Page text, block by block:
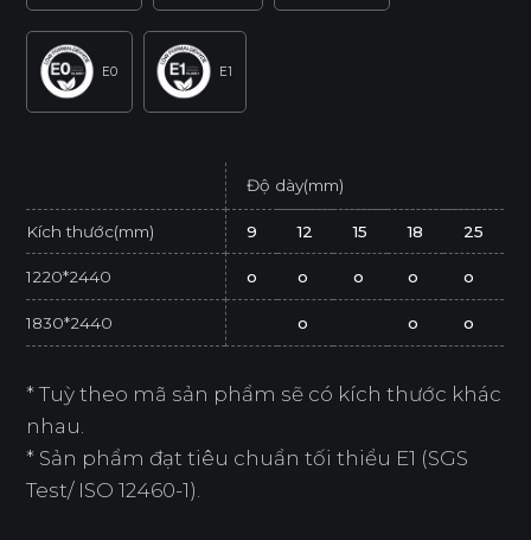
E0 E1
Độ dày(mm)
Kích thước(mm) 9 12 15 18 25
1220*2440 o o o o o
1830*2440 o o o
* Tuỳ theo mã sản phẩm sẽ có kích thước khác
nhau.
* Sản phẩm đạt tiêu chuẩn tối thiểu E1 (SGS
Test/ ISO 12460-1).